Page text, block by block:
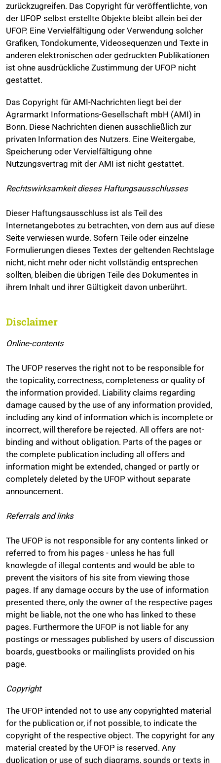
zurückzugreifen. Das Copyright für veröffentlichte, von
der UFOP selbst erstellte Objekte bleibt allein bei der
UFOP. Eine Vervielfältigung oder Verwendung solcher
Grafiken, Tondokumente, Videosequenzen und Texte in
anderen elektronischen oder gedruckten Publikationen
ist ohne ausdrückliche Zustimmung der UFOP nicht
gestattet.
Das Copyright für AMI-Nachrichten liegt bei der
Agrarmarkt Informations-Gesellschaft mbH (AMI) in
Bonn. Diese Nachrichten dienen ausschließlich zur
privaten Information des Nutzers. Eine Weitergabe,
Speicherung oder Vervielfältigung ohne
Nutzungsvertrag mit der AMI ist nicht gestattet.
Rechtswirksamkeit dieses Haftungsausschlusses
Dieser Haftungsausschluss ist als Teil des
Internetangebotes zu betrachten, von dem aus auf diese
Seite verwiesen wurde. Sofern Teile oder einzelne
Formulierungen dieses Textes der geltenden Rechtslage
nicht, nicht mehr oder nicht vollständig entsprechen
sollten, bleiben die übrigen Teile des Dokumentes in
ihrem Inhalt und ihrer Gültigkeit davon unberührt.
Disclaimer
Online-contents
The UFOP reserves the right not to be responsible for
the topicality, correctness, completeness or quality of
the information provided. Liability claims regarding
damage caused by the use of any information provided,
including any kind of information which is incomplete or
incorrect, will therefore be rejected. All offers are not-
binding and without obligation. Parts of the pages or
the complete publication including all offers and
information might be extended, changed or partly or
completely deleted by the UFOP without separate
announcement.
Referrals and links
The UFOP is not responsible for any contents linked or
referred to from his pages - unless he has full
knowlegde of illegal contents and would be able to
prevent the visitors of his site from viewing those
pages. If any damage occurs by the use of information
presented there, only the owner of the respective pages
might be liable, not the one who has linked to these
pages. Furthermore the UFOP is not liable for any
postings or messages published by users of discussion
boards, guestbooks or mailinglists provided on his
page.
Copyright
The UFOP intended not to use any copyrighted material
for the publication or, if not possible, to indicate the
copyright of the respective object. The copyright for any
material created by the UFOP is reserved. Any
duplication or use of such diagrams, sounds or texts in